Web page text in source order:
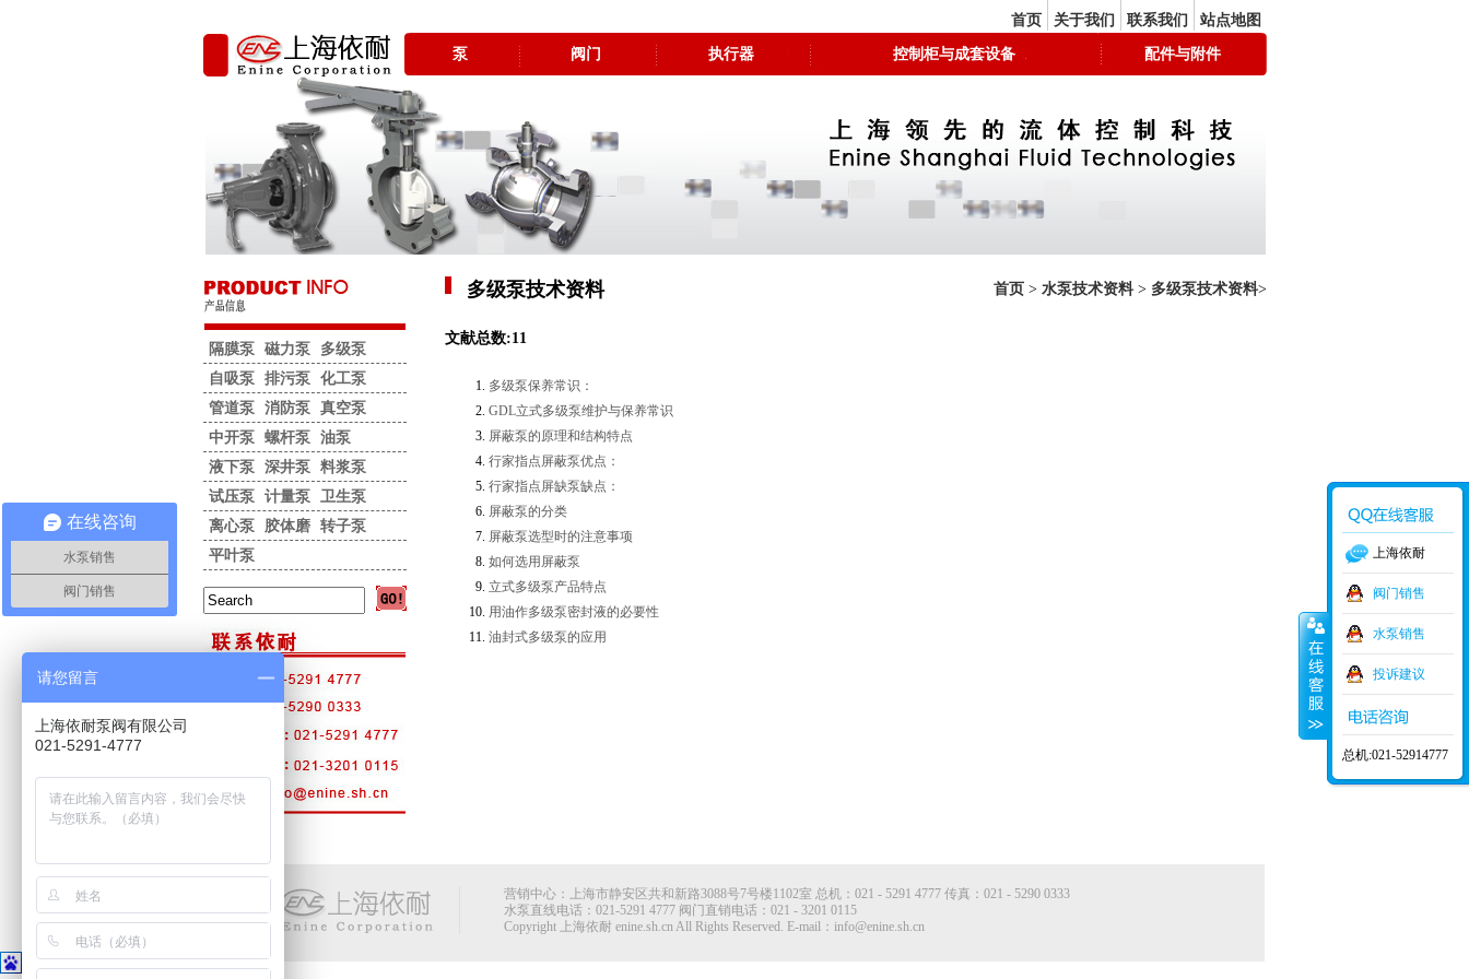
首页 关于我们 联系我们 站点地图
泵 阀门 执行器 控制柜与成套设备 配件与附件
首页> 水泵技术资料> 多级泵技术资料>
多级泵技术资料
文献总数:11
多级泵保养常识：
GDL立式多级泵维护与保养常识
屏蔽泵的原理和结构特点
行家指点屏蔽泵优点：
行家指点屏缺泵缺点：
屏蔽泵的分类
屏蔽泵选型时的注意事项
如何选用屏蔽泵
立式多级泵产品特点
用油作多级泵密封液的必要性
油封式多级泵的应用
隔膜泵 磁力泵
多级泵
自吸泵
排污泵
化工泵
管道泵
消防泵
真空泵
中开泵
螺杆泵
油泵
液下泵
深井泵
料浆泵
试压泵
计量泵
卫生泵
离心泵
胶体磨
转子泵
平叶泵
营销中心：上海市静安区共和新路3088号7号楼1102室 总机：021 - 5291 4777 传真：021 - 5290 0333
水泵直线电话：021-5291 4777 阀门直销电话：021 - 3201 0115
Copyright 上海依耐 enine.sh.cn All Rights Reserved. E-mail：info@enine.sh.cn
上海依耐
阀门销售
水泵销售
投诉建议
总机:021-52914777
在线咨询
水泵销售
阀门销售
请您留言
上海依耐泵阀有限公司
021-5291-4777